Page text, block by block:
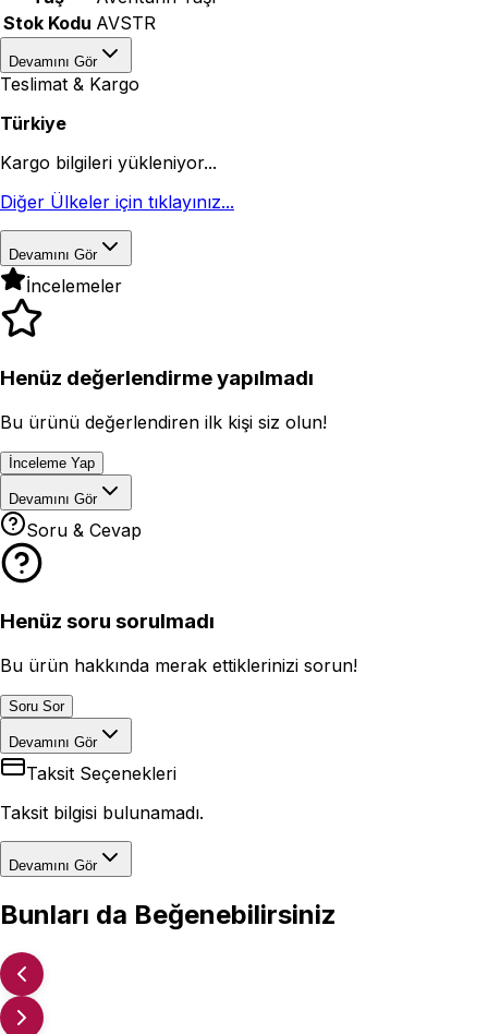
Stok Kodu AVSTR
Devamını Gör
Teslimat & Kargo
Türkiye
Kargo bilgileri yükleniyor...
Diğer Ülkeler için tıklayınız...
Devamını Gör
İncelemeler
Henüz değerlendirme yapılmadı
Bu ürünü değerlendiren ilk kişi siz olun!
İnceleme Yap
Devamını Gör
Soru & Cevap
Henüz soru sorulmadı
Bu ürün hakkında merak ettiklerinizi sorun!
Soru Sor
Devamını Gör
Taksit Seçenekleri
Taksit bilgisi bulunamadı.
Devamını Gör
Bunları da Beğenebilirsiniz